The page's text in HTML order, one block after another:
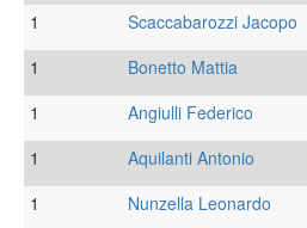
1
Scaccabarozzi Jacopo
1
Bonetto Mattia
1
Angiulli Federico
1
Aquilanti Antonio
1
Nunzella Leonardo